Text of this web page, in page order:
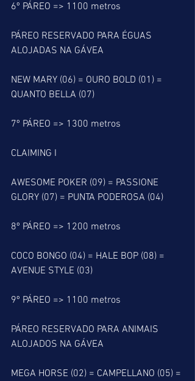
6º PÁREO => 1100 metros
PÁREO RESERVADO PARA ÉGUAS
ALOJADAS NA GÁVEA
NEW MARY (06) = OURO BOLD (01) =
QUANTO BELLA (07)
7º PÁREO => 1300 metros
CLAIMING I
AWESOME POKER (09) = PASSIONE
GLORY (07) = PUNTA PODEROSA (04)
8º PÁREO => 1200 metros
COCO BONGO (04) = HALE BOP (08) =
AVENUE STYLE (03)
9º PÁREO => 1100 metros
PÁREO RESERVADO PARA ANIMAIS
ALOJADOS NA GÁVEA
MEGA HORSE (02) = CAMPELLANO (05) =